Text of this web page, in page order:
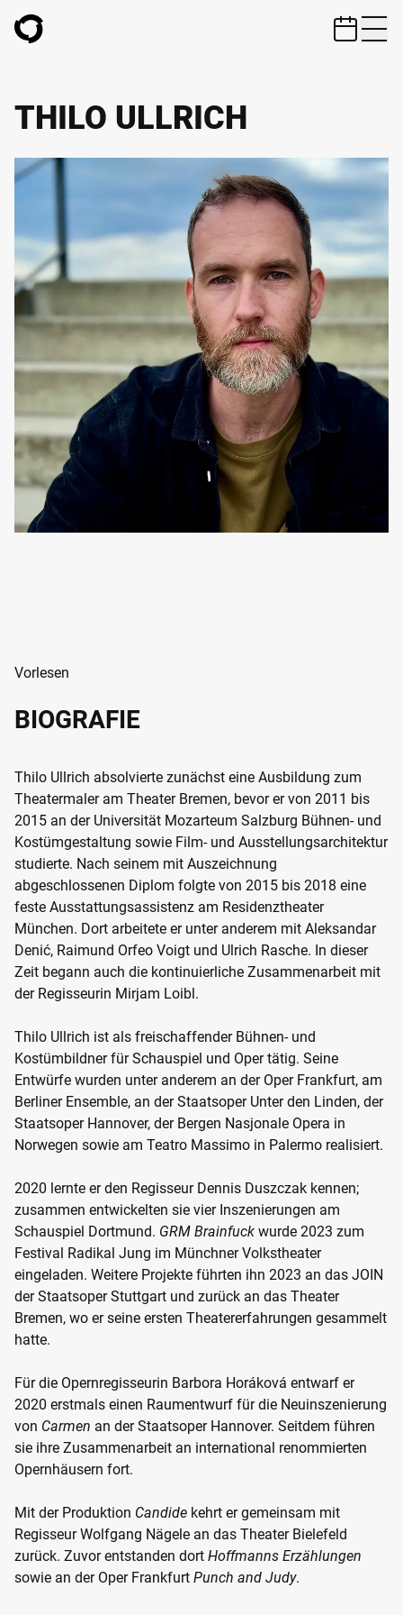
ZUM HAUPTINHALT SPRINGEN
THILO ULLRICH
Vorlesen
BIOGRAFIE
Thilo Ullrich absolvierte zunächst eine Ausbildung zum
Theatermaler am Theater Bremen, bevor er von 2011 bis
2015 an der Universität Mozarteum Salzburg Bühnen- und
Kostümgestaltung sowie Film- und Ausstellungsarchitektur
studierte. Nach seinem mit Auszeichnung
abgeschlossenen Diplom folgte von 2015 bis 2018 eine
feste Ausstattungsassistenz am Residenztheater
München. Dort arbeitete er unter anderem mit Aleksandar
Denić, Raimund Orfeo Voigt und Ulrich Rasche. In dieser
Zeit begann auch die kontinuierliche Zusammenarbeit mit
der Regisseurin Mirjam Loibl.
Thilo Ullrich ist als freischaffender Bühnen- und
Kostümbildner für Schauspiel und Oper tätig. Seine
Entwürfe wurden unter anderem an der Oper Frankfurt, am
Berliner Ensemble, an der Staatsoper Unter den Linden, der
Staatsoper Hannover, der Bergen Nasjonale Opera in
Norwegen sowie am Teatro Massimo in Palermo realisiert.
2020 lernte er den Regisseur Dennis Duszczak kennen;
zusammen entwickelten sie vier Inszenierungen am
Schauspiel Dortmund. GRM Brainfuck wurde 2023 zum
Festival Radikal Jung im Münchner Volkstheater
eingeladen. Weitere Projekte führten ihn 2023 an das JOIN
der Staatsoper Stuttgart und zurück an das Theater
Bremen, wo er seine ersten Theatererfahrungen gesammelt
hatte.
Für die Opernregisseurin Barbora Horáková entwarf er
2020 erstmals einen Raumentwurf für die Neuinszenierung
von Carmen an der Staatsoper Hannover. Seitdem führen
sie ihre Zusammenarbeit an international renommierten
Opernhäusern fort.
Mit der Produktion Candide kehrt er gemeinsam mit
Regisseur Wolfgang Nägele an das Theater Bielefeld
zurück. Zuvor entstanden dort Hoffmanns Erzählungen
sowie an der Oper Frankfurt Punch and Judy.